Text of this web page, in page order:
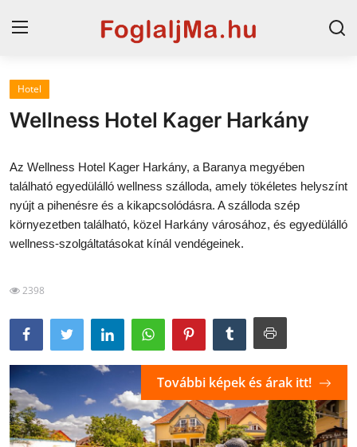
Magyarország
Szállások a Balatonon
Horvátország
Szállások Hajdúszoboszlón
Hotel
Wellness Hotel Kager Harkány
Az Wellness Hotel Kager Harkány, a Baranya megyében
található egyedülálló wellness szálloda, amely tökéletes helyszínt
nyújt a pihenésre és a kikapcsolódásra. A szálloda szép
környezetben található, közel Harkány városához, és egyedülálló
wellness-szolgáltatásokat kínál vendégeinek.
2398
További képek és árak itt!